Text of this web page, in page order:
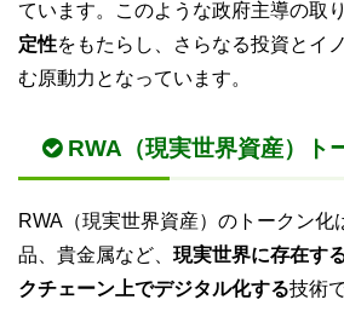
ています。このような政府主導の取
定性をもたらし、さらなる投資とイ
む原動力となっています。
RWA（現実世界資産）ト
RWA（現実世界資産）のトークン化
品、貴金属など、 現実世界に存在す
クチェーン上でデジタル化する技術